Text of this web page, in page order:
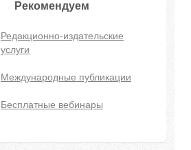
Рекомендуем
Редакционно-издательские
услуги
Международные публикации
Бесплатные вебинары